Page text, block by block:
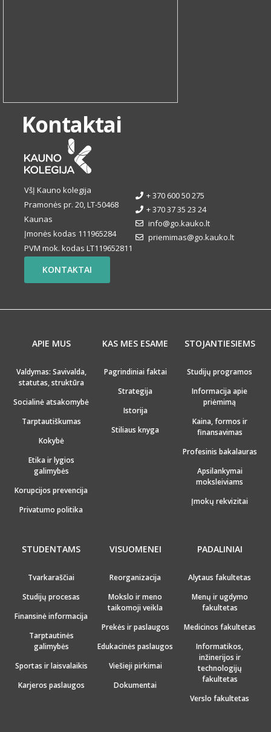
Kontaktai
VšĮ Kauno kolegija
Pramonės pr. 20, LT-50468
Kaunas
Įmonės kodas 111965284
PVM mok. kodas LT119652811
+ 370 600 50 275
+ 370 37 35 23 24
info@go.kauko.lt
priemimas@go.kauko.lt
KONTAKTAI
APIE MUS
Valdymas: Savivalda,
statutas, struktūra
Socialinė atsakomybė
Tarptautiškumas
Kokybė
Etika ir lygios
galimybės
Korupcijos prevencija
Privatumo politika
KAS MES ESAME
Pagrindiniai faktai
Strategija
Istorija
Stiliaus knyga
STOJANTIESIEMS
Studijų programos
Informacija apie
priėmimą
Kaina, formos ir
finansavimas
Profesinis bakalauras
Apsilankymai
moksleiviams
Įmokų rekvizitai
STUDENTAMS
Tvarkaraščiai
Studijų procesas
Finansinė informacija
Tarptautinės
galimybės
Sportas ir laisvalaikis
Karjeros paslaugos
VISUOMENEI
Reorganizacija
Mokslo ir meno
taikomoji veikla
Prekės ir paslaugos
Edukacinės paslaugos
Viešieji pirkimai
Dokumentai
PADALINIAI
Alytaus fakultetas
Menų ir ugdymo
fakultetas
Medicinos fakultetas
Informatikos,
inžinerijos ir
technologijų
fakultetas
Verslo fakultetas